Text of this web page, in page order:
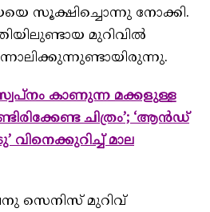
സൂക്ഷിച്ചൊന്നു നോക്കി.
മുറിവില്‍
സ്വപ്നം കാണുന്ന മക്കളുള്ള
ചിത്രം’; ‘ആന്‍ഡ്
മാല
സെനിസ് മുറിവ്